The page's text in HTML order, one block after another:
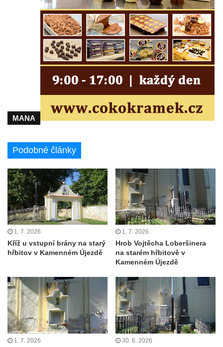
Hrob rodiny Dulde na hřbitově v Šumburku
nad Desnou – Tanvaldu
Hrob manželů Stumpe na hřbitově v
Šumburku nad Desnou – Tanvaldu
Hrob Waltera Pochmanna na hřbitově v
Šumburku nad Desnou – Tanvaldu
Hrob rodiny Pochmannových na hřbitově v
Šumburku nad Desnou – Tanvaldu
Hrob Oskara Josefa Heyera na hřbitově ve
Hrob Marie Jakschové na hřbitově v Dubé
Hrob Františka Hroudy na hřbitově v Dubé
Hrob Aloise Mohla na hřbitově v Dubé
Hrob Erharda Dittricha na hřbitově ve
Velkém Šenově
Hrob Roberta Hitmana na hřbitově ve
Velkém Šenově
Hrob rodiny Sochorových na hřbitově v
Hrob Adolfa Suchého na hřbitově v
Cítolibech
Hrob Václava Brandejského na hřbitově v
Cítolibech
Hrob Josefa Sladkovského a Marie Liškové
MANA
Podobné články
1. 7. 2026
Kříž u vstupní brány na starý
hřbitov v Kamenném Újezdě
1. 7. 2026
Hrob Vojtěcha Loberšinera
na starém hřbitově v
Kamenném Újezdě
1. 7. 2026 30. 6. 2026